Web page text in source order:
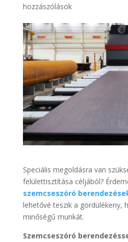
hozzászólások
Speciális megoldásra van
felülettisztítása céljából?
szemcseszóró
lehetővé teszik a gördülékeny,
minőségű munkát.
Szemcseszóró